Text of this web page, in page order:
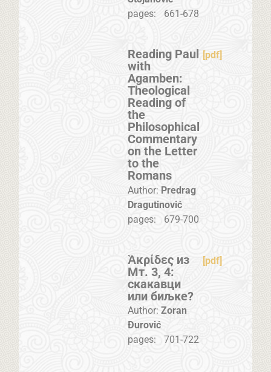
pages:
661-678
Reading Paul
with
Agamben:
Theological
Reading of
the
Philosophical
Commentary
on the Letter
to the
Romans
[pdf]
Author: Predrag
Dragutinović
pages:
679-700
Ἀκρίδες из
Мт. 3, 4:
скакавци
или биљке?
[pdf]
Author: Zoran
Đurović
pages:
701-722